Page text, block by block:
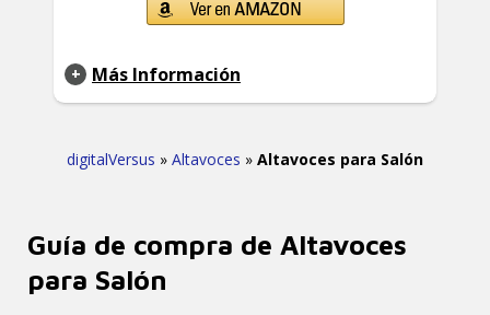
Más Información
digitalVersus » Altavoces » Altavoces para Salón
Guía de compra de Altavoces
para Salón